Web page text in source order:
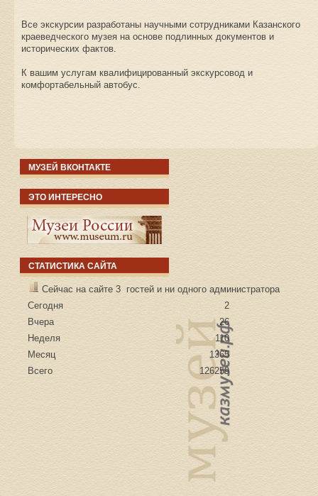
Все экскурсии разработаны научными сотрудниками Казанского
краеведческого музея на основе подлинных документов и
исторических фактов.
К вашим услугам квалифицированный экскурсовод и
комфортабельный автобус.
МУЗЕЙ ВКОНТАКТЕ
ЭТО ИНТЕРЕСНО
СТАТИСТИКА САЙТА
Сейчас на сайте 3 гостей и ни одного администратора
Сегодня
2
Вчера
26
Неделя
110
Месяц
1365
Всего
126259